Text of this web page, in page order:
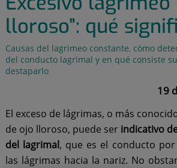
lloroso”: qué
Causas del lagrimeo constante, cómo
del conducto lagrimal y en qué consiste
destaparlo
19
El exceso de lágrimas, o más
de ojo lloroso, puede ser indicativo
del lagrimal, que es el conducto
las lágrimas hacia la nariz. No